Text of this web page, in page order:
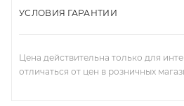
УСЛОВИЯ ГАРАНТИИ
Цена действительна только для
отличаться от цен в розничных